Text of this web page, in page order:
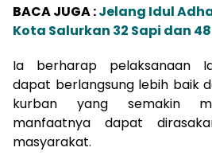
BACA JUGA :Jelang Idul
Kota Salurkan 32 Sapi dan
Ia berharap pelaksanaan
dapat berlangsung lebih baik
kurban yang semakin
manfaatnya dapat
masyarakat.